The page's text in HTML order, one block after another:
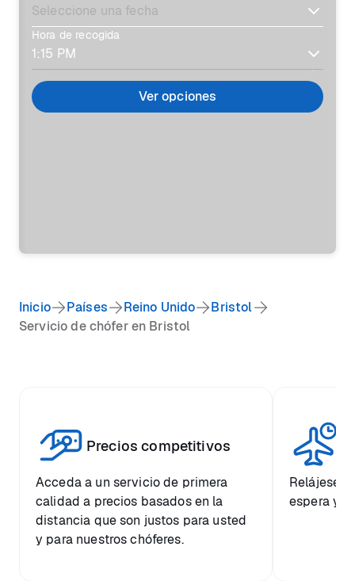
Hora de recogida
Ver opciones
Inicio Países Reino Unido
Bristol
Servicio de chófer en Bristol
Precios competitivos
Acceda a un servicio de primera
calidad a precios basados en la
distancia que son justos para usted
y para nuestros chóferes.
Relájese
espera y